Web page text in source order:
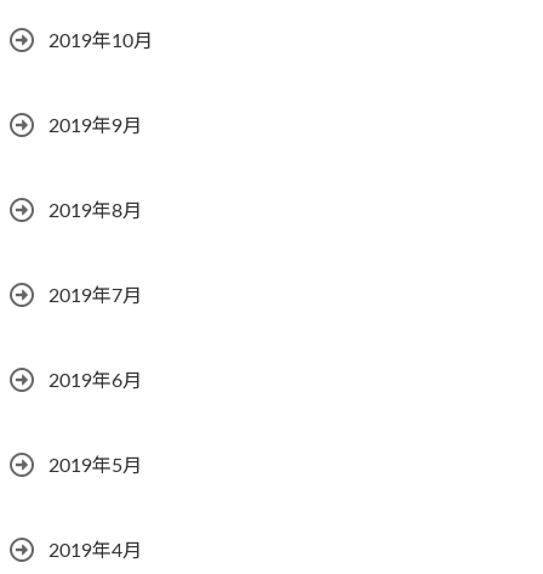
2019年10月
2019年9月
2019年8月
2019年7月
2019年6月
2019年5月
2019年4月